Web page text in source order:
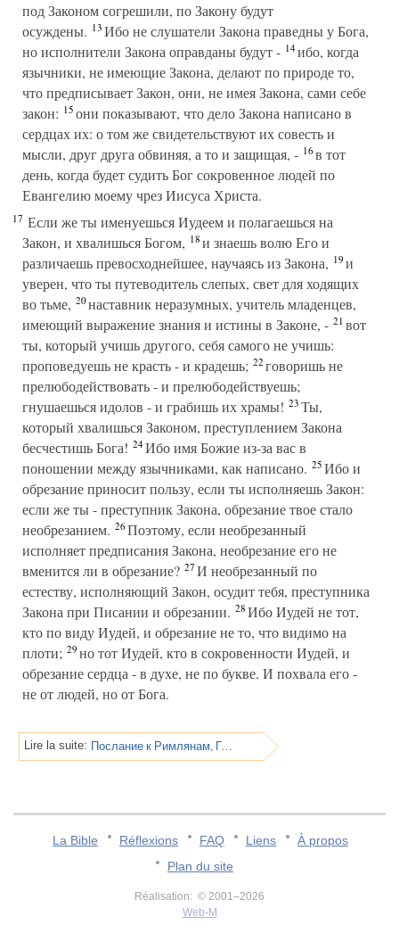
под Законом согрешили, по Закону будут
осуждены. 13Ибо не слушатели Закона праведны у Бога,
но исполнители Закона оправданы будут - 14ибо, когда
язычники, не имеющие Закона, делают по природе то,
что предписывает Закон, они, не имея Закона, сами себе
закон: 15они показывают, что дело Закона написано в
сердцах их: о том же свидетельствуют их совесть и
мысли, друг друга обвиняя, а то и защищая, - 16в тот
день, когда будет судить Бог сокровенное людей по
Евангелию моему чрез Иисуса Христа.
17 Если же ты именуешься Иудеем и полагаешься на
Закон, и хвалишься Богом, 18и знаешь волю Его и
различаешь превосходнейшее, научаясь из Закона, 19и
уверен, что ты путеводитель слепых, свет для ходящих
во тьме, 20наставник неразумных, учитель младенцев,
имеющий выражение знания и истины в Законе, - 21вот
ты, который учишь другого, себя самого не учишь:
проповедуешь не красть - и крадешь; 22говоришь не
прелюбодействовать - и прелюбодействуешь;
гнушаешься идолов - и грабишь их храмы! 23Ты,
который хвалишься Законом, преступлением Закона
бесчестишь Бога! 24Ибо имя Божие из-за вас в
поношении между язычниками, как написано. 25Ибо и
обрезание приносит пользу, если ты исполняешь Закон:
если же ты - преступник Закона, обрезание твое стало
необрезанием. 26Поэтому, если необрезанный
исполняет предписания Закона, необрезание его не
вменится ли в обрезание? 27И необрезанный по
естеству, исполняющий Закон, осудит тебя, преступника
Закона при Писании и обрезании. 28Ибо Иудей не тот,
кто по виду Иудей, и обрезание не то, что видимо на
плоти; 29но тот Иудей, кто в сокровенности Иудей, и
обрезание сердца - в духе, не по букве. И похвала его -
не от людей, но от Бога.
Lire la suite: Послание к Римлянам, Глава 3
La Bible Réflexions FAQ Liens
À propos
Plan du site
Réalisation: © 2001–2026
Web-M